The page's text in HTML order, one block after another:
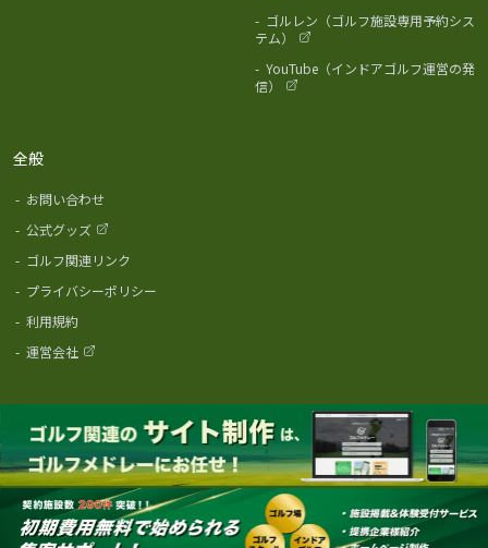
- ゴルレン（ゴルフ施設専用予約シス
テム）
- YouTube（インドアゴルフ運営の発
信）
全般
- お問い合わせ
- 公式グッズ
- ゴルフ関連リンク
- プライバシーポリシー
- 利用規約
- 運営会社